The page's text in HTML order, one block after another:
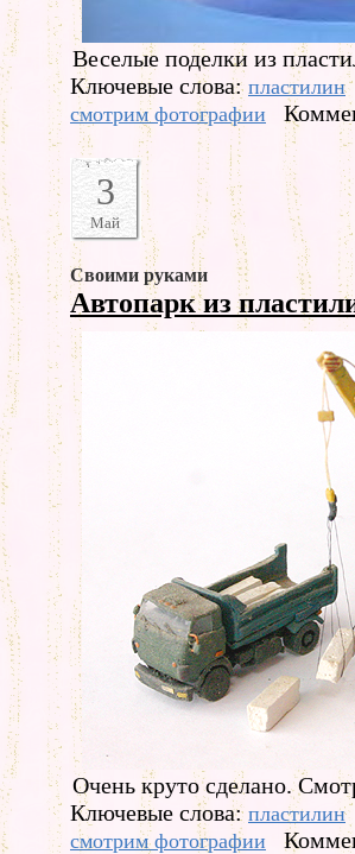
Веселые поделки из
Ключевые слова: пластилин
смотрим фотографии
3
Май
Своими руками
Автопарк из
Очень круто сделано.
Ключевые слова: пластилин
смотрим фотографии